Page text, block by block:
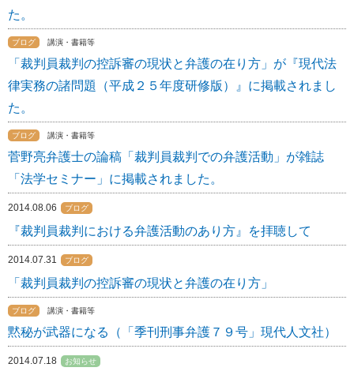
た。
ブログ 講演・書籍等
「裁判員裁判の控訴審の現状と弁護の在り方」が『現代法
律実務の諸問題（平成２５年度研修版）』に掲載されまし
た。
ブログ 講演・書籍等
菅野亮弁護士の論稿「裁判員裁判での弁護活動」が雑誌
「法学セミナー」に掲載されました。
2014.08.06 ブログ
『裁判員裁判における弁護活動のあり方』を拝聴して
2014.07.31 ブログ
「裁判員裁判の控訴審の現状と弁護の在り方」
ブログ 講演・書籍等
黙秘が武器になる（「季刊刑事弁護７９号」現代人文社）
2014.07.18 お知らせ